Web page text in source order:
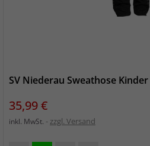
SV Niederau Sweathose
Preis
35,99 €
inkl. MwSt. zzgl. Versand